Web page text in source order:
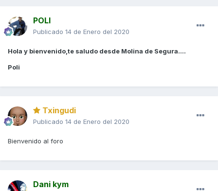
POLI
Publicado 14 de Enero del 2020
Hola y bienvenido,te saludo desde Molina de Segura....
Poli
Txingudi
Publicado 14 de Enero del 2020
Bienvenido al foro
Dani kym